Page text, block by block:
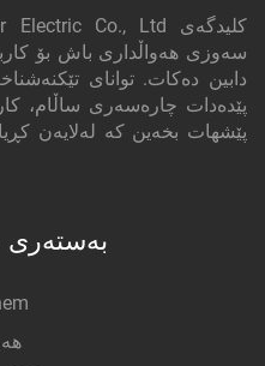
سەوزی هەواڵداری باش بۆ
دابین دەکات. توانای
پێدەدات چارەسەری ساڵام،
پێشهات بخەین کە لەلایەن
بەستەری